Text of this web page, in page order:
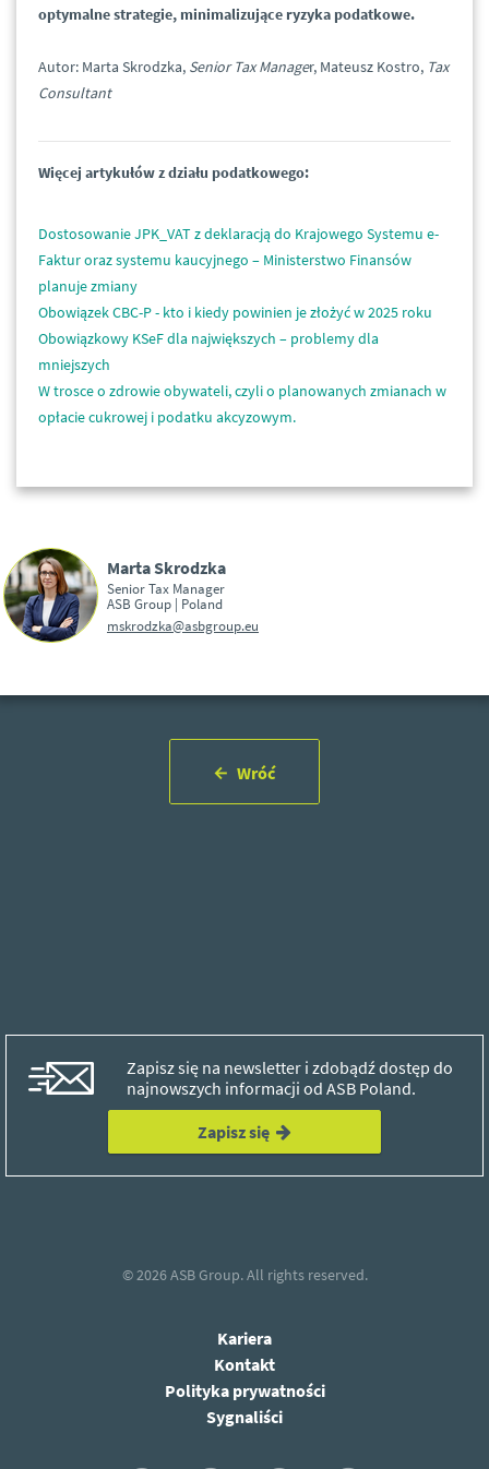
optymalne strategie, minimalizujące ryzyka podatkowe.
Autor: Marta Skrodzka, Senior Tax Manager, Mateusz Kostro, Tax
Consultant
Więcej artykułów z działu podatkowego:
Dostosowanie JPK_VAT z deklaracją do Krajowego Systemu e-
Faktur oraz systemu kaucyjnego – Ministerstwo Finansów
planuje zmiany
Obowiązek CBC-P - kto i kiedy powinien je złożyć w 2025 roku
Obowiązkowy KSeF dla największych – problemy dla
mniejszych
W trosce o zdrowie obywateli, czyli o planowanych zmianach w
opłacie cukrowej i podatku akcyzowym.
Marta Skrodzka
Senior Tax Manager
ASB Group | Poland
mskrodzka@asbgroup.eu
Wróć
Zapisz się na newsletter i zdobądź dostęp do
najnowszych informacji od ASB Poland.
Zapisz się
© 2026ASB Group.All rights reserved.
Kariera
Kontakt
Polityka prywatności
Sygnaliści